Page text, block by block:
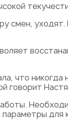
смен,
что никогда
говорит
для